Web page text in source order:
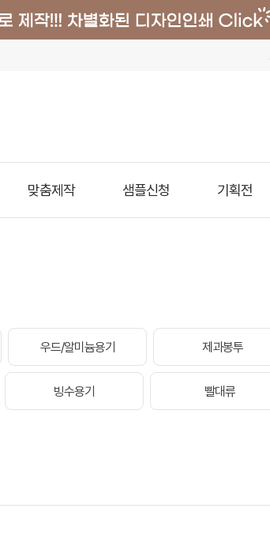
맞춤제작 샘플신청 기획전
우드/알미늄용기 제과봉투
빙수용기 빨대류